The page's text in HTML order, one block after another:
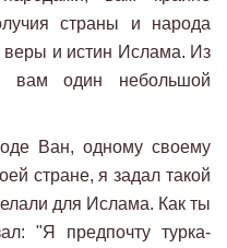
страны и народа
веры и истин Ислама. Из
вам один небольшой
Ван, одному своему
стране, я задал такой
для Ислама. Как ты
"Я предпочту турка-